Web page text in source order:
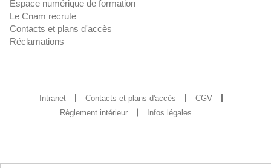
Espace numérique de formation
Le Cnam recrute
Contacts et plans d'accès
Réclamations
Intranet Contacts et plans d'accès
CGV
Règlement intérieur
Infos légales